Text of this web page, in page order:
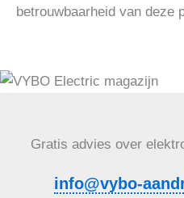
betrouwbaarheid van deze
Gratis advies over
info@vybo-